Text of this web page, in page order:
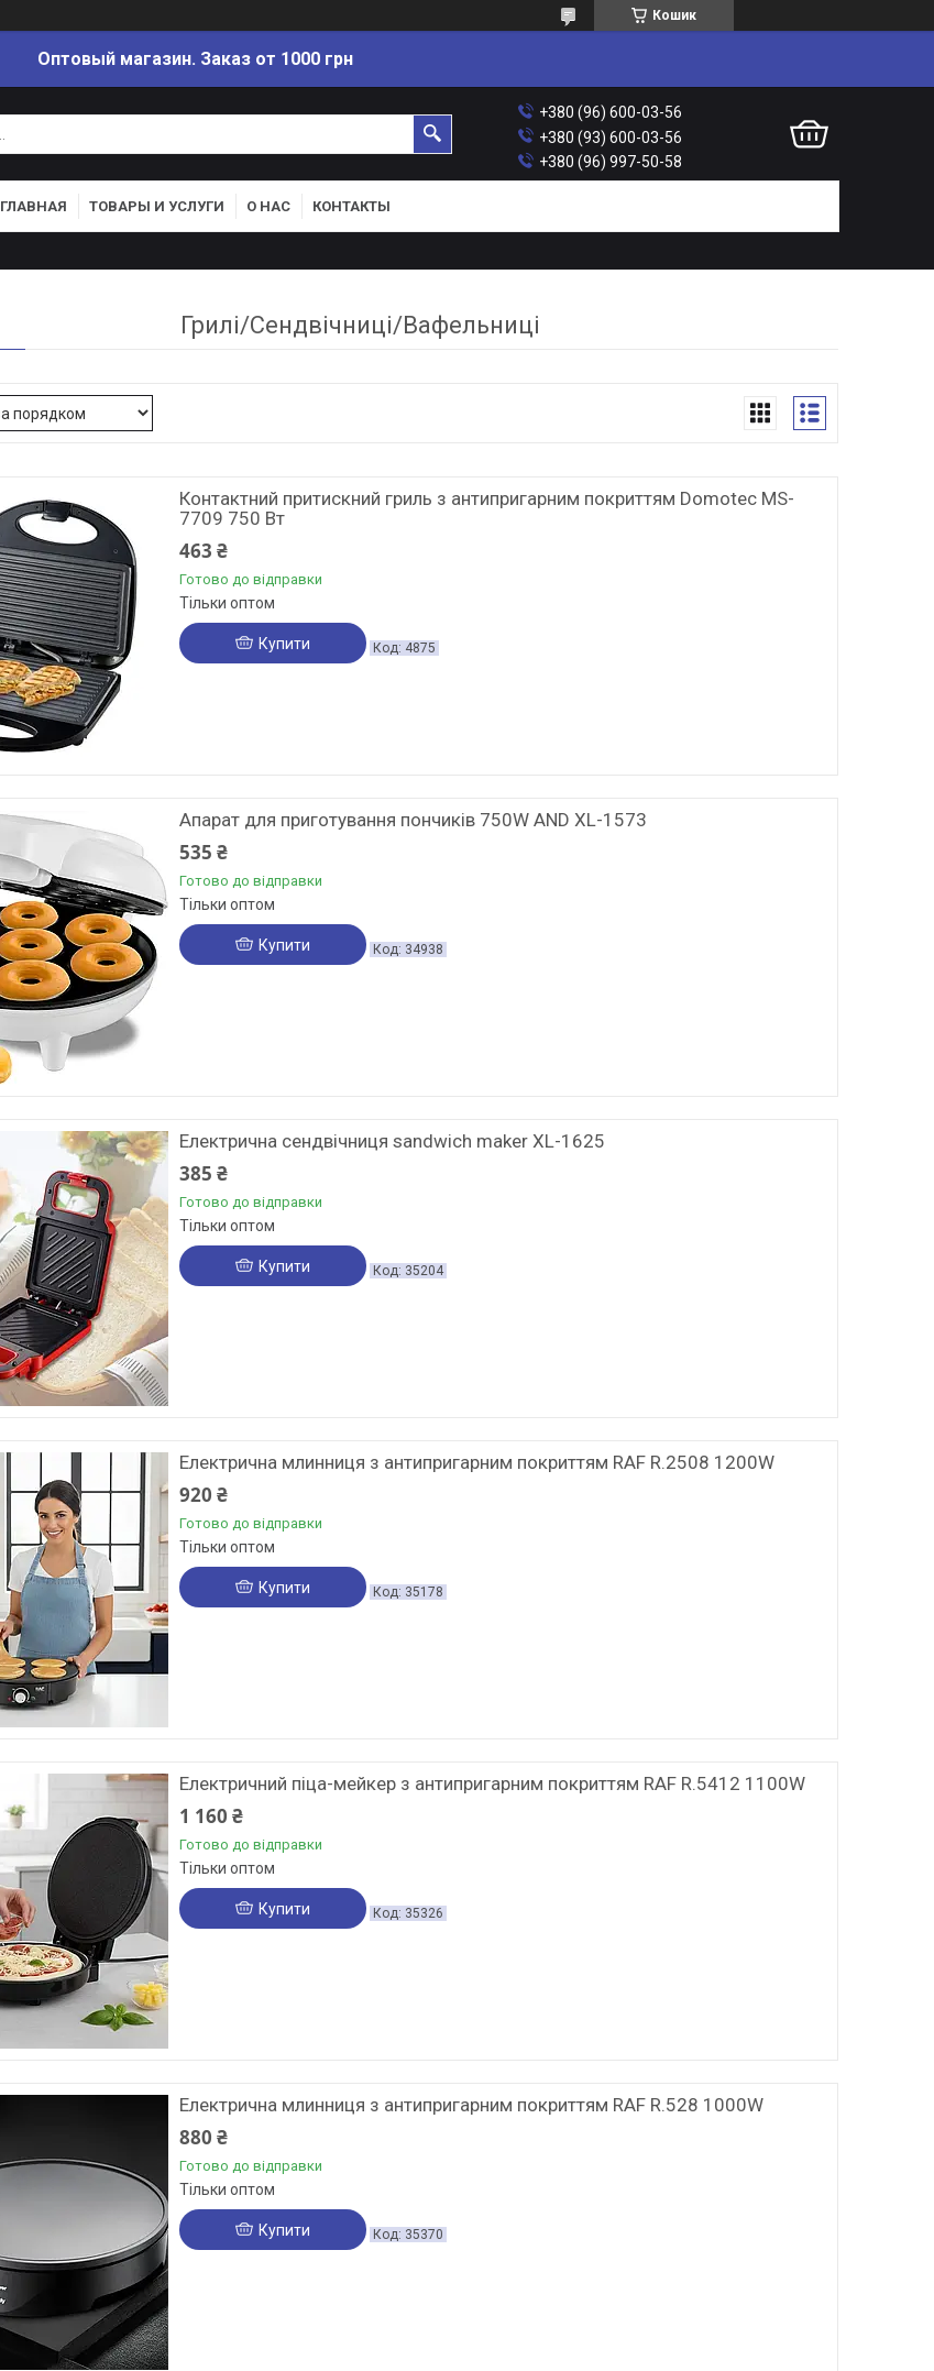
Кошик
Оптовый магазин. Заказ от 1000 грн
+380 (96) 600-03-56
+380 (93) 600-03-56
+380 (96) 997-50-58
ГЛАВНАЯ ТОВАРЫ И УСЛУГИ О НАС КОНТАКТЫ
Грилі/Сендвічниці/Вафельниці
Контактний притискний гриль з антипригарним покриттям Domotec MS-
7709 750 Вт
463 ₴
Готово до відправки
Тільки оптом
Купити 4875
Апарат для приготування пончиків 750W AND XL-1573
535 ₴
Готово до відправки
Тільки оптом
Купити 34938
Електрична сендвічниця sandwich maker XL-1625
385 ₴
Готово до відправки
Тільки оптом
Купити 35204
Електрична млинниця з антипригарним покриттям RAF R.2508 1200W
920 ₴
Готово до відправки
Тільки оптом
Купити 35178
Електричний піца-мейкер з антипригарним покриттям RAF R.5412 1100W
1 160 ₴
Готово до відправки
Тільки оптом
Купити 35326
Електрична млинниця з антипригарним покриттям RAF R.528 1000W
880 ₴
Готово до відправки
Тільки оптом
Купити 35370